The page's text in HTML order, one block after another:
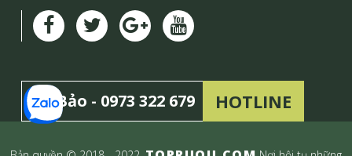
Mr Bảo - 0973 322 679 HOTLINE